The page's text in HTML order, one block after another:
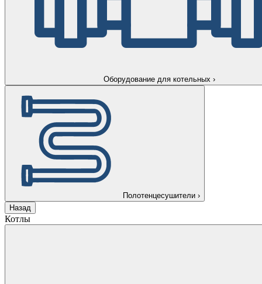
Оборудование для котельных ›
Полотенцесушители ›
Назад
Котлы